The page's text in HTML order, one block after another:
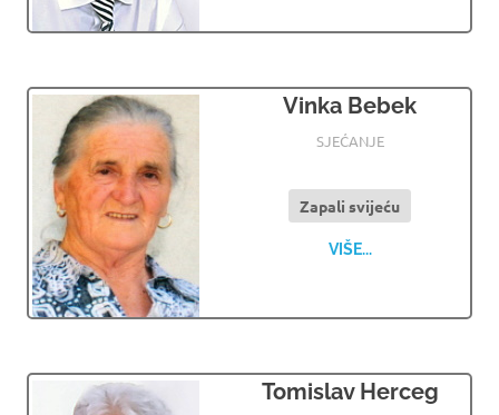
Vinka Bebek
31.05.2024
OSMRTNICE LJUBUSKI
SJEĆANJE
Zapali svijeću
VIŠE...
Tomislav Herceg